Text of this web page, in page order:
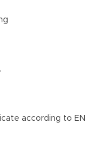
according to